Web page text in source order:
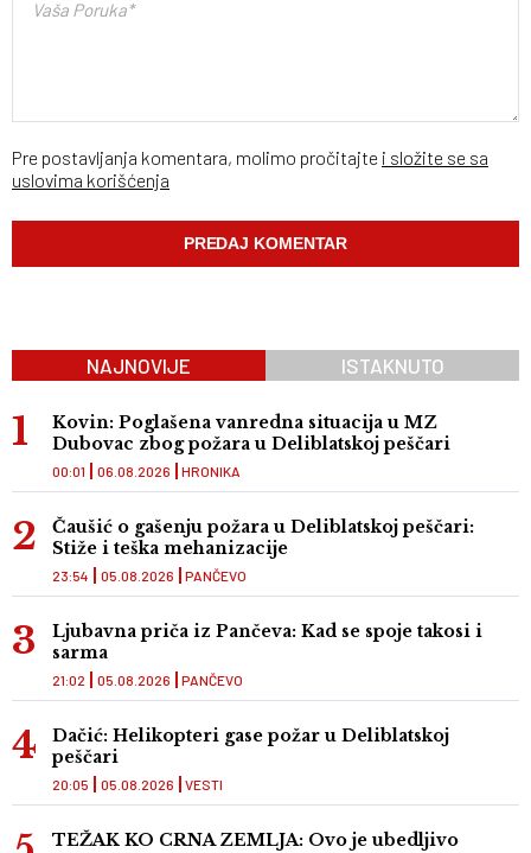
Pre postavljanja komentara, molimo pročitajte i složite se sa
uslovima korišćenja
NAJNOVIJE ISTAKNUTO
Kovin: Poglašena vanredna situacija u MZ
Dubovac zbog požara u Deliblatskoj peščari
HRONIKA
00:01 06.08.2026
Čaušić o gašenju požara u Deliblatskoj peščari:
Stiže i teška mehanizacije
PANČEVO
23:54 05.08.2026
Ljubavna priča iz Pančeva: Kad se spoje takosi i
sarma
PANČEVO
21:02 05.08.2026
Dačić: Helikopteri gase požar u Deliblatskoj
peščari
VESTI
20:05 05.08.2026
TEŽAK KO CRNA ZEMLJA: Ovo je ubedljivo